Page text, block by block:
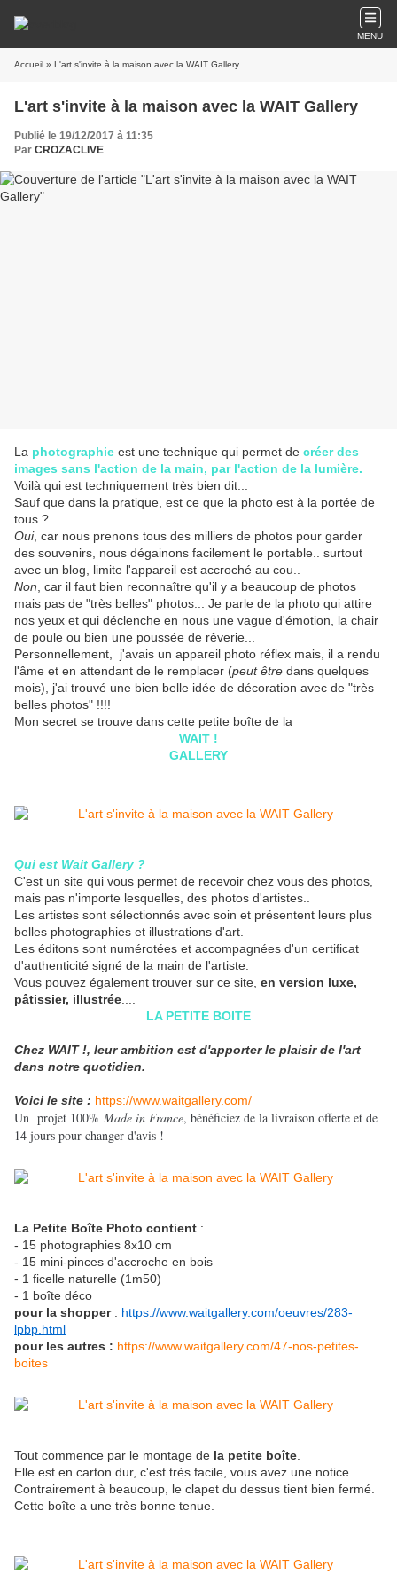
MENU
Accueil » L'art s'invite à la maison avec la WAIT Gallery
L'art s'invite à la maison avec la WAIT Gallery
Publié le 19/12/2017 à 11:35
Par CROZACLIVE
La photographie est une technique qui permet de créer des
images sans l'action de la main, par l'action de la lumière.
Voilà qui est techniquement très bien dit...
Sauf que dans la pratique, est ce que la photo est à la portée de
tous ?
Oui, car nous prenons tous des milliers de photos pour garder
des souvenirs, nous dégainons facilement le portable.. surtout
avec un blog, limite l'appareil est accroché au cou..
Non , car il faut bien reconnaître qu'il y a beaucoup de photos
mais pas de "très belles" photos... Je parle de la photo qui attire
nos yeux et qui déclenche en nous une vague d'émotion, la chair
de poule ou bien une poussée de rêverie...
Personnellement, j'avais un appareil photo réflex mais, il a rendu
l'âme et en attendant de le remplacer (peut être dans quelques
mois), j'ai trouvé une bien belle idée de décoration avec de "très
belles photos" !!!!
Mon secret se trouve dans cette petite boîte de la
WAIT !
GALLERY
Qui est Wait Gallery ?
C'est un site qui vous permet de recevoir chez vous des photos,
mais pas n'importe lesquelles, des photos d'artistes..
Les artistes sont sélectionnés avec soin et présentent leurs plus
belles photographies et illustrations d'art.
Les éditons sont numérotées et accompagnées d'un certificat
d'authenticité signé de la main de l'artiste.
Vous pouvez également trouver sur ce site, en version luxe,
pâtissier, illustrée
LA PETITE BOITE
Chez WAIT !, leur ambition est d'apporter le plaisir de l'art
dans notre quotidien.
Voici le site : https://www.waitgallery.com/
Un projet 100% Made in France, bénéficiez de la livraison offerte et de
14 jours pour changer d'avis !
La Petite Boîte Photo contient :
- 15 photographies 8x10 cm
- 15 mini-pinces d'accroche en bois
- 1 ficelle naturelle (1m50)
- 1 boîte déco
pour la shopper : https://www.waitgallery.com/oeuvres/283-
lpbp.html
pour les autres : https://www.waitgallery.com/47-nos-petites-
boites
Tout commence par le montage de la petite boîte
Elle est en carton dur, c'est très facile, vous avez une notice.
Contrairement à beaucoup, le clapet du dessus tient bien fermé.
Cette boîte a une très bonne tenue.